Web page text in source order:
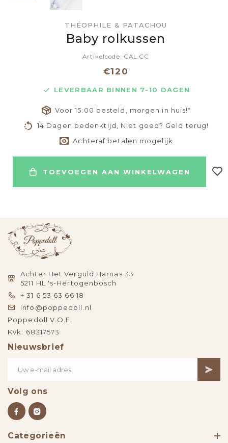
THÉOPHILE & PATACHOU
Baby rolkussen
Artikelcode: CAL.CC
€120
LEVERBAAR BINNEN 7-10 DAGEN
Voor 15:00 besteld, morgen in huis!*
14 Dagen bedenktijd, Niet goed? Geld terug!
Achteraf betalen mogelijk
TOEVOEGEN AAN WINKELWAGEN
Achter Het Verguld Harnas 33
5211 HL 's-Hertogenbosch
+ 31 6 53 63 66 18
info@poppedoll.nl
Poppedoll V.O.F.
Kvk: 68317573
Nieuwsbrief
Volg ons
Categorieën